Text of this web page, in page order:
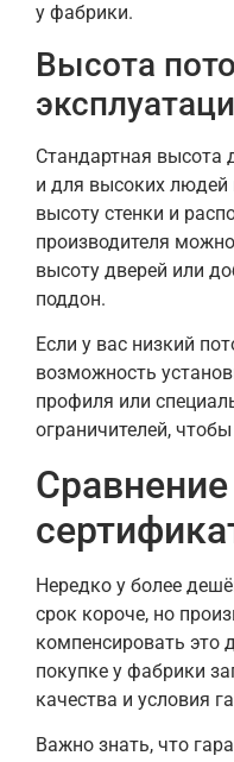
у фабрики.
Высота
Стандартная высота
и для высоких людей
высоту стенки и
производителя
высоту дверей или
поддон.
Если у вас низкий
возможность
профиля или
ограничителей,
Нередко у более
срок короче, но
компенсировать это
покупке у фабрики
качества и условия
Важно знать, что